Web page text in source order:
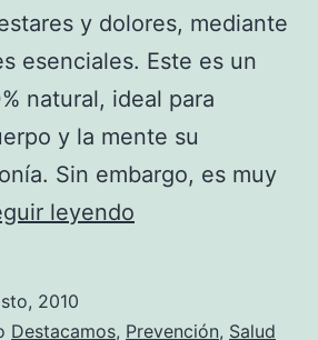
y dolores, mediante
esenciales. Este es un
natural, ideal para
y la mente su
Sin embargo, es muy
leyendo
el
2010
Destacamos, Prevención, Salud